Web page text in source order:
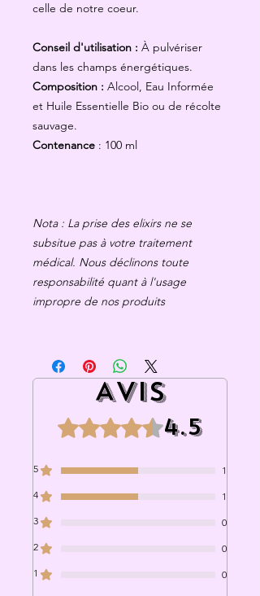
celle de notre coeur.
Conseil d'utilisation : À pulvériser
dans les champs énergétiques.
Composition : Alcool, Eau Informée
et Huile Essentielle Bio ou de récolte
sauvage.
Contenance : 100 ml
Nota : La prise des elixirs ne se
subsitue pas à votre traitement
médical. Nous déclinons toute
responsabilité quant à l'usage
impropre de nos produits
Avis
Noté 4,5 sur 5. 4.5
5
1
4
1
3
0
2
0
1
0